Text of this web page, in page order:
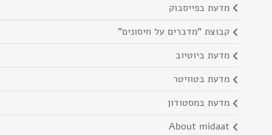
מדעת בפייסבוק
קבוצת "מדברים על חיסונים"
מדעת ביוטיוב
מדעת בטוויטר
מדעת במסטודון
about midaat